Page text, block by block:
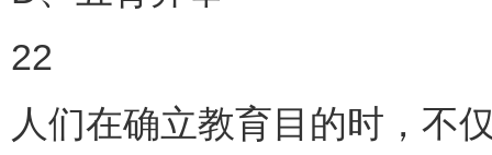
22
人们在确立教育目的时，不